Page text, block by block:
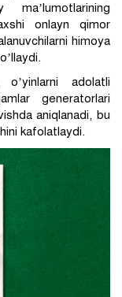
onlayn qimor
himoya
adolatli
generatorlari
aniqlanadi, bu
kafolatlaydi.